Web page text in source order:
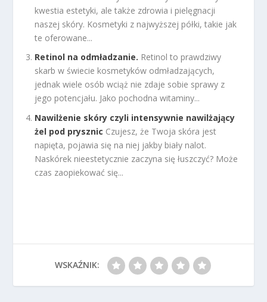
kwestia estetyki, ale także zdrowia i pielęgnacji
naszej skóry. Kosmetyki z najwyższej półki, takie jak
te oferowane...
Retinol na odmładzanie. Retinol to prawdziwy
skarb w świecie kosmetyków odmładzających,
jednak wiele osób wciąż nie zdaje sobie sprawy z
jego potencjału. Jako pochodna witaminy...
Nawilżenie skóry czyli intensywnie nawilżający
żel pod prysznic Czujesz, że Twoja skóra jest
napięta, pojawia się na niej jakby biały nalot.
Naskórek nieestetycznie zaczyna się łuszczyć? Może
czas zaopiekować się...
WSKAŹNIK: